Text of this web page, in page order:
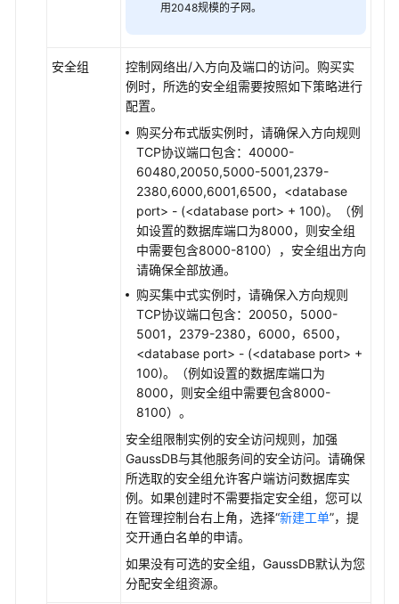
用2048规模的子网。
安全组
控制网络出/入方向及端口的访问。购买实
例时，所选的安全组需要按照如下策略进行
配置。
购买分布式版实例时，请确保入方向规则
TCP协议端口包含：40000-
60480,20050,5000-5001,2379-
2380,6000,6001,6500，<database
port> - (<database port> + 100)。（例
如设置的数据库端口为8000，则安全组
中需要包含8000-8100），安全组出方向
请确保全部放通。
购买集中式实例时，请确保入方向规则
TCP协议端口包含：20050，5000-
5001，2379-2380，6000，6500，
<database port> - (<database port> +
100)。（例如设置的数据库端口为
8000，则安全组中需要包含8000-
8100）。
安全组限制实例的安全访问规则，加强
GaussDB与其他服务间的安全访问。请确保
所选取的安全组允许客户端访问数据库实
例。如果创建时不需要指定安全组，您可以
在管理控制台右上角，选择“新建工单”，提
交开通白名单的申请。
如果没有可选的安全组， GaussDB默认为您
分配安全组资源。